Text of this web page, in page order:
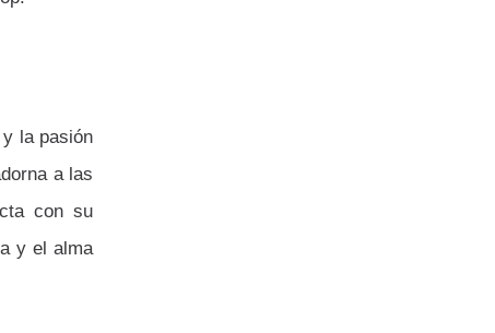
la pasión
a las
con su
y el alma